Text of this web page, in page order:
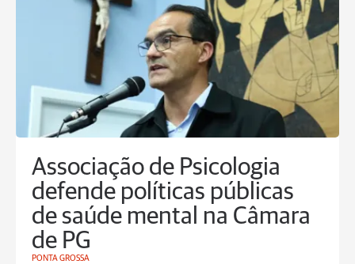
Associação de Psicologia
defende políticas públicas
de saúde mental na Câmara
de PG
PONTA GROSSA